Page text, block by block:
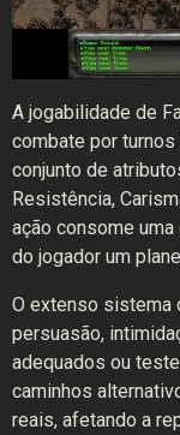
A jogabilidade de
combate por
conjunto de
Resistência,
ação consome
do jogador um
O extenso sistema
persuasão,
adequados ou
caminhos
reais, afetando a